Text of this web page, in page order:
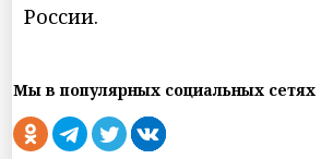
России.
Мы в популярных социальных сетях